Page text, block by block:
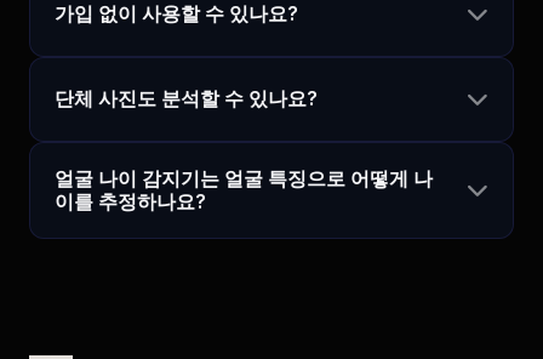
가입 없이 사용할 수 있나요?
단체 사진도 분석할 수 있나요?
얼굴 나이 감지기는 얼굴 특징으로 어떻게 나
이를 추정하나요?